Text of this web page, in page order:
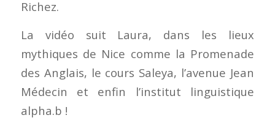
Richez.
La vidéo suit Laura, dans les lieux
mythiques de Nice comme la Promenade
des Anglais, le cours Saleya, l’avenue Jean
Médecin et enfin l’institut linguistique
alpha.b !